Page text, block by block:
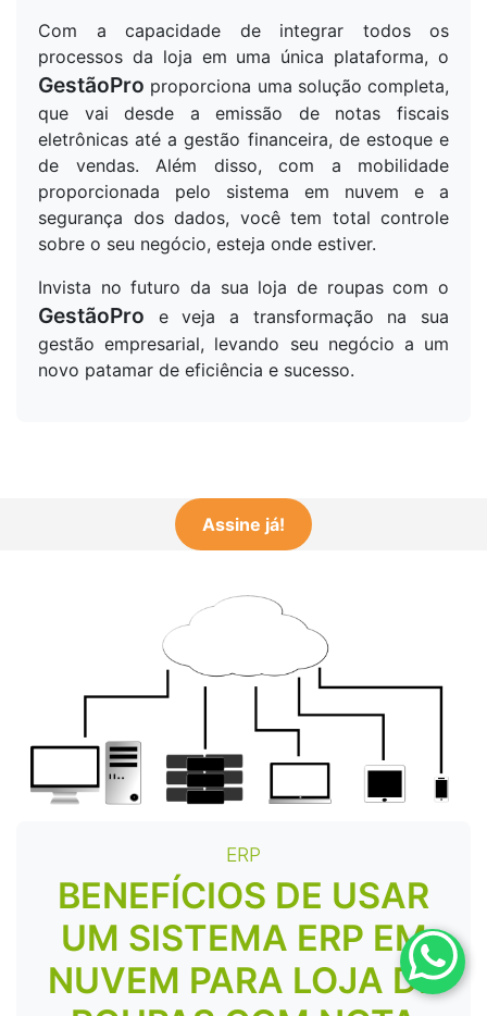
Com a capacidade de integrar todos os
processos da loja em uma única plataforma, o
GestãoPro proporciona uma solução completa,
que vai desde a emissão de notas fiscais
eletrônicas até a gestão financeira, de estoque e
de vendas. Além disso, com a mobilidade
proporcionada pelo sistema em nuvem e a
segurança dos dados, você tem total controle
sobre o seu negócio, esteja onde estiver.
Invista no futuro da sua loja de roupas com o
GestãoPro e veja a transformação na sua
gestão empresarial, levando seu negócio a um
novo patamar de eficiência e sucesso.
Assine já!
ERP
BENEFÍCIOS DE USAR
UM SISTEMA ERP EM
NUVEM PARA LOJA DE